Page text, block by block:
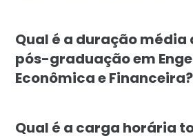
Qual é a duração média
pós-graduação em
Econômica e Financeira?
Qual é a carga horária